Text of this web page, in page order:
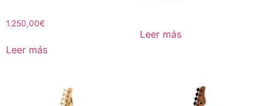
1.250,00€
Leer más
Leer más